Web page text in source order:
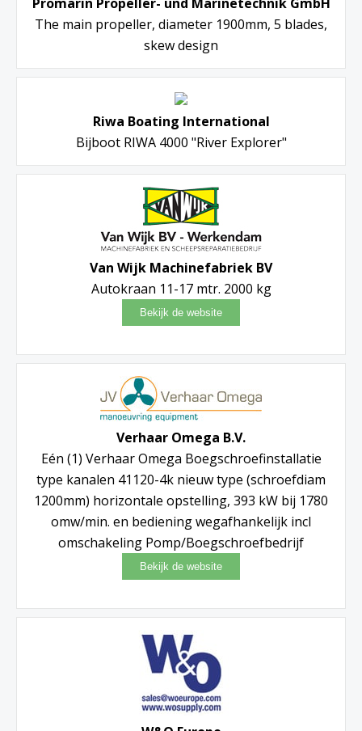
Promarin Propeller- und Marinetechnik GmbH
The main propeller, diameter 1900mm, 5 blades,
skew design
Riwa Boating International
Bijboot RIWA 4000 "River Explorer"
Van Wijk Machinefabriek BV
Autokraan 11-17 mtr. 2000 kg
Verhaar Omega B.V.
Eén (1) Verhaar Omega Boegschroefinstallatie
type kanalen 41120-4k nieuw type (schroefdiam
1200mm) horizontale opstelling, 393 kW bij 1780
omw/min. en bediening wegafhankelijk incl
omschakeling Pomp/Boegschroefbedrijf